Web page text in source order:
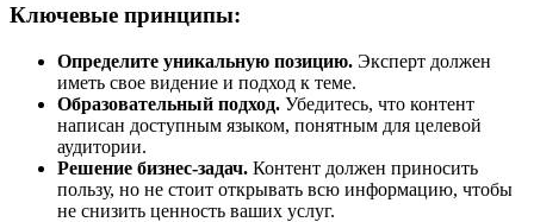
Ключевые принципы:
Определите уникальную позицию. Эксперт должен
иметь свое видение и подход к теме.
Образовательный подход. Убедитесь, что контент
написан доступным языком, понятным для целевой
аудитории.
Решение бизнес-задач. Контент должен приносить
пользу, но не стоит открывать всю информацию, чтобы
не снизить ценность ваших услуг.